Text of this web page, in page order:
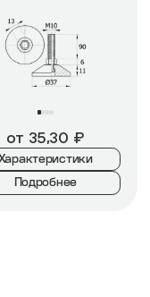
от 35,30 ₽
Подробнее